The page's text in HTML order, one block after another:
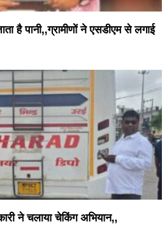
है पानी,,ग्रामीणों ने एसडीएम से लगाई
ने चलाया चेकिंग अभियान,,